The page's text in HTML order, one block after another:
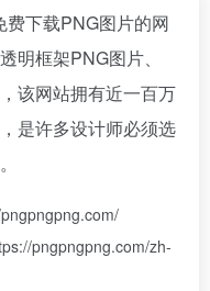
费下载PNG图片的网
明框架PNG图片、
该网站拥有近一百万
是许多设计师必须选
pngpngpng.com/zh-